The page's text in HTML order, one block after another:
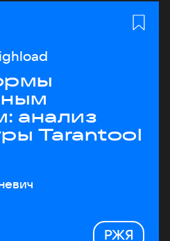
анализ
Tarantool
РЖЯ